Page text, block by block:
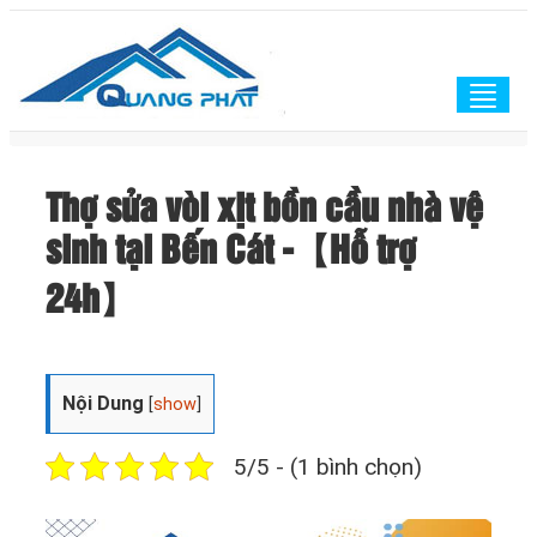
Thợ sửa vòi xịt bồn cầu nhà vệ
sinh tại Bến Cát -【Hỗ trợ
24h】
Nội Dung [show
5/5 - (1 bình chọn)